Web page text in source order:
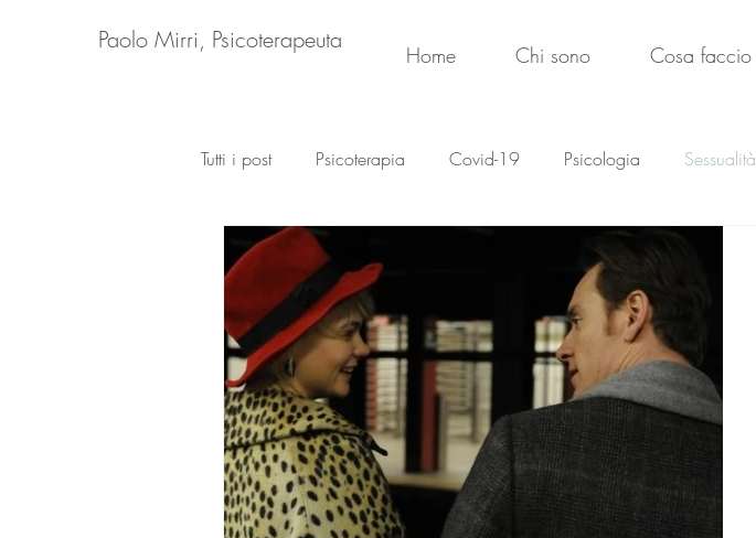
Paolo Mirri, Psicoterapeuta
Home Chi sono Cosa faccio
Tutti i post Psicoterapia Covid-19 Psicologia Sessualità
Cyberpsicologia Storie